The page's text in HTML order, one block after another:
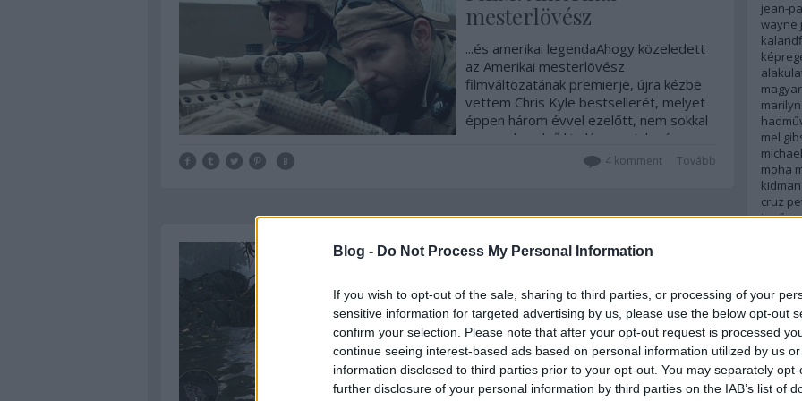
Blog - Do Not Process My Personal Information
If you wish to opt-out of the sale, sharing to third parties, or processing of your
sensitive information for targeted advertising by us, please use the below opt-out
confirm your selection. Please note that after your opt-out request is processed
continue seeing interest-based ads based on personal information utilized by us
information disclosed to third parties prior to your opt-out. You may separately
further disclosure of your personal information by third parties on the IAB’s list of
mesterlövész
...és amerikai legendaAhogy közeledett
az Amerikai mesterlövész
filmváltozatának premierje, újra kézbe
vettem Chris Kyle bestsellerét, melyet
éppen három évvel ezelőtt, nem sokkal
az angol nyelvű kiadás megjelenése
után mutattam be – a poszt egy napTovább
4komment
2014. január 09.írta:Monty H.
PC: Sniper - Ghost
Warrior 2
Digitális lopakodók újratöltve Bár a
nemrég bemutatott Ghost Warrior nem
volt számomra túl meggyőző,
engedtem a kísértésnek és az enyhén
jean-
wayne
mel
moha
kidman
cruz
jenő
világűr